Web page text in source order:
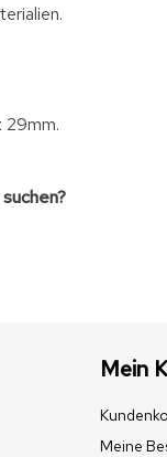
Mein
Meine